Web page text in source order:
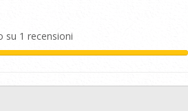
su 1 recensioni